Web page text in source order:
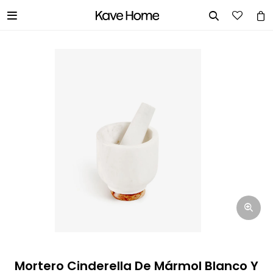
 
Mortero Cinderella De Mármol Blanco Y